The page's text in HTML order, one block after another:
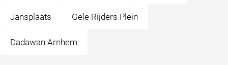
Jansplaats Gele Rijders Plein
Dadawan Arnhem